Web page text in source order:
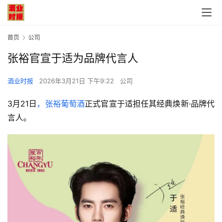
首页 公司
张裕官宣于适为品牌代言人
酒业时报 2026年3月21日 下午9:22 公司
3月21日 ，张裕葡萄酒正式官宣于适担任其经典焕新·品牌代
言人。